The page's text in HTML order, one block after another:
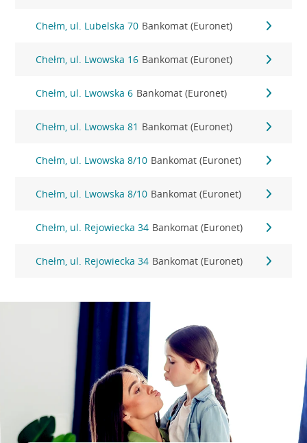
Chełm, ul. Lubelska 70 Bankomat (Euronet)
Chełm, ul. Lwowska 16 Bankomat (Euronet)
Chełm, ul. Lwowska 6 Bankomat (Euronet)
Chełm, ul. Lwowska 81 Bankomat (Euronet)
Chełm, ul. Lwowska 8/10 Bankomat (Euronet)
Chełm, ul. Lwowska 8/10 Bankomat (Euronet)
Chełm, ul. Rejowiecka 34 Bankomat (Euronet)
Chełm, ul. Rejowiecka 34 Bankomat (Euronet)